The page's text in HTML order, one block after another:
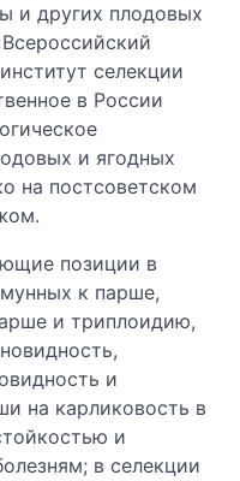
и других плодовых
селекции
в России
и ягодных
на постсоветском
позиции в
к парше,
и триплоидию,
и
на карликовость в
и
в селекции